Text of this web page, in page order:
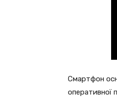
Смартфон
оперативної